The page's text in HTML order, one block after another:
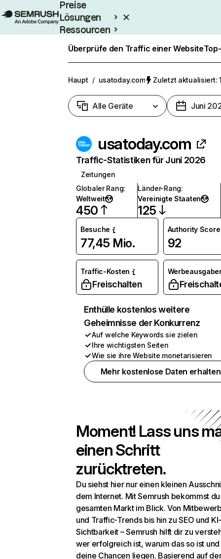
Preise
Lösungen
Ressourcen
Enterprise
Überprüfe den Traffic einer Website
Haupt / usatoday.com Zuletzt aktualisiert:
Alle Geräte Juni
usatoday.com
Traffic-Statistiken für Juni 2026
Zeitungen
Globaler Rang:
Weltweit
450
Länder-Rang:
Vereinigte Staaten
125
Besuche
77,45 Mio.
Authority Score
92
Traffic-Kosten
Freischalten
Enthülle kostenlos weitere
Geheimnisse der Konkurrenz
Auf welche Keywords sie zielen
Ihre wichtigsten Seiten
Wie sie ihre Website monetarisieren
Mehr kostenlose Daten erhalten
Moment! Lass uns
einen Schritt
zurücktreten.
Du siehst hier nur einen kleinen
dem Internet. Mit Semrush bekommst
gesamten Markt im Blick. Von
und Traffic-Trends bis hin zu SEO und KI-
Sichtbarkeit – Semrush hilft dir zu
wer erfolgreich ist, warum das so ist
deine Chancen liegen. Basierend auf